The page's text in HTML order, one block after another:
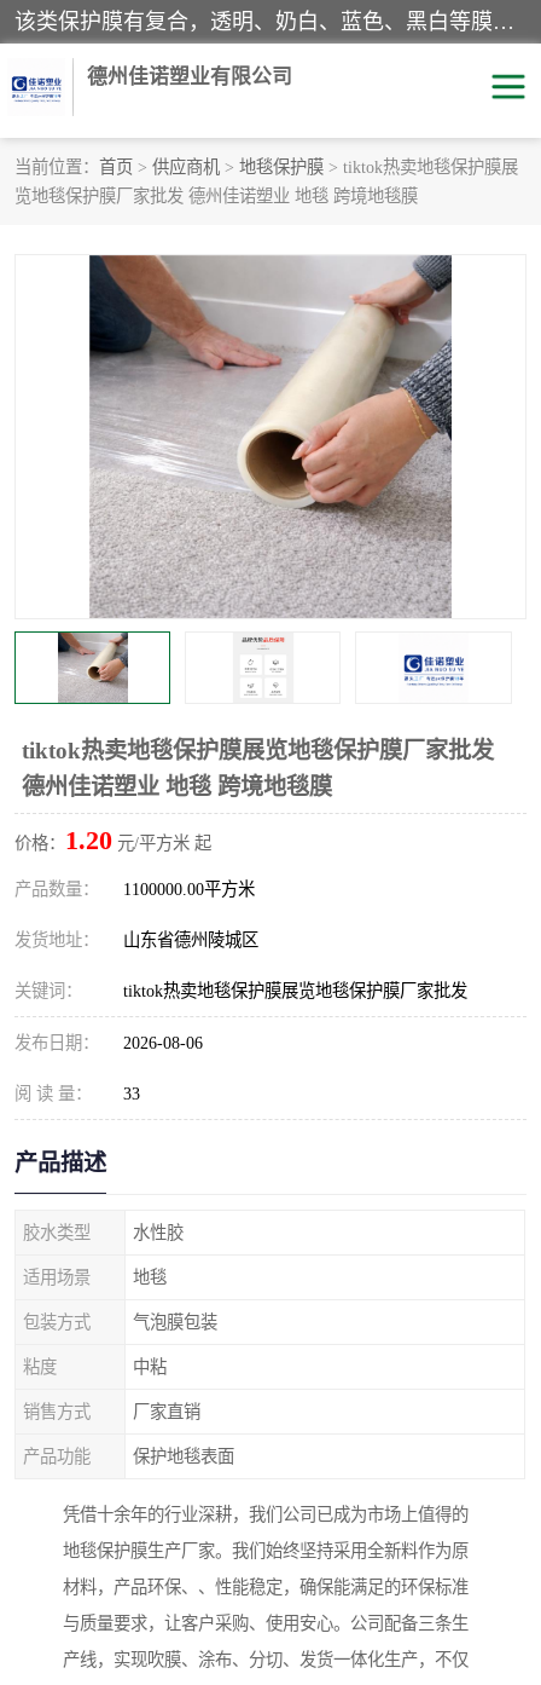
该类保护膜有复合，透明、奶白、蓝色、黑白等膜型。特高粘，高粘，中高粘，中粘，中低粘，低粘等。对于不同的粘力要求有相应的产品相适配。无胶渍残留污染。在较宽的收卷幅度下平整无皱纹，收卷长度大，利于机械化及自动化施工粘贴。为您的产品提供的表面保护解决方案。 产品广泛适用于：铝材、不锈钢、金属、塑料、电子、家电、家具、玻璃、化工材料、装饰材料等。
德州佳诺塑业有限公司
当前位置： 首页 > 供应商机 > 地毯保护膜 > tiktok热卖地毯保护膜展
览地毯保护膜厂家批发 德州佳诺塑业 地毯 跨境地毯膜
tiktok热卖地毯保护膜展览地毯保护膜厂家批发
德州佳诺塑业 地毯 跨境地毯膜
价格： 1.20 元/平方米 起
产品数量： 1100000.00平方米
发货地址： 山东省德州陵城区
关键词： tiktok热卖地毯保护膜展览地毯保护膜厂家批发
发布日期： 2026-08-06
阅 读 量： 33
产品描述
胶水类型 水性胶
适用场景 地毯
包装方式 气泡膜包装
粘度 中粘
销售方式 厂家直销
产品功能 保护地毯表面
凭借十余年的行业深耕，我们公司已成为市场上值得的
地毯保护膜生产厂家。我们始终坚持采用全新料作为原
材料，产品环保、、性能稳定，确保能满足的环保标准
与质量要求，让客户采购、使用安心。公司配备三条生
产线，实现吹膜、涂布、分切、发货一体化生产，不仅
pe保护膜 包装膜
地毯保护膜
拉伸缠绕膜 透明保护膜
黑白保护膜 乳白保护膜
明蓝保护膜 纯黑保护膜
印字保护膜 彩钢板保护膜
不绣钢板保护膜 两边上胶保护膜
窗缝阻风胶带 铝板保护膜
不锈钢板保护膜 一次性隔离膜